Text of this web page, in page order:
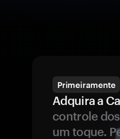
Primeiramente
Adquira a
controle
um toque.